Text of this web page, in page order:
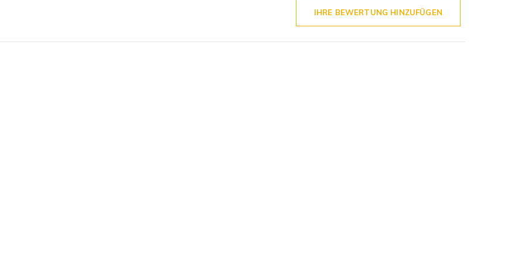
IHRE BEWERTUNG HINZUFÜGEN